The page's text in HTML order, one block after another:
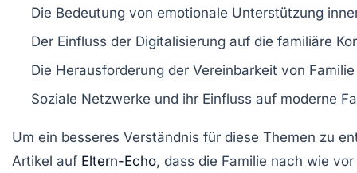
Die Bedeutung von emotionale Unterstützung
Der Einfluss der Digitalisierung auf die familiäre
Die Herausforderung der Vereinbarkeit von
Soziale Netzwerke und ihr Einfluss auf moderne
Um ein besseres Verständnis für diese Themen zu
Artikel auf Eltern-Echo, dass die Familie nach wie